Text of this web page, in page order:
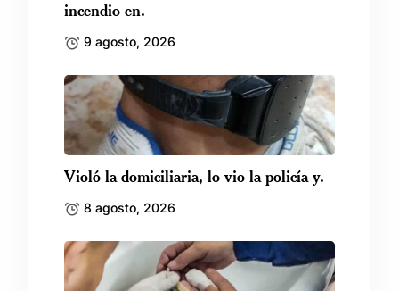
incendio en.
9 agosto, 2026
Violó la domiciliaria, lo vio la policía y.
8 agosto, 2026